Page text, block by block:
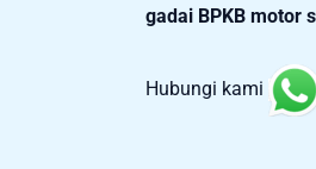
gadai BPKB motor
Hubungi kami